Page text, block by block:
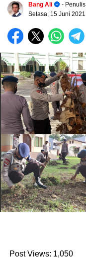
Bang Ali
- Penulis
Selasa, 15 Juni 2021
Post Views: 1,050